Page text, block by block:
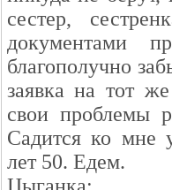
сестер,
документами
благополучно
заявка на тот
свои проблемы
Садится ко мне
лет 50. Едем.